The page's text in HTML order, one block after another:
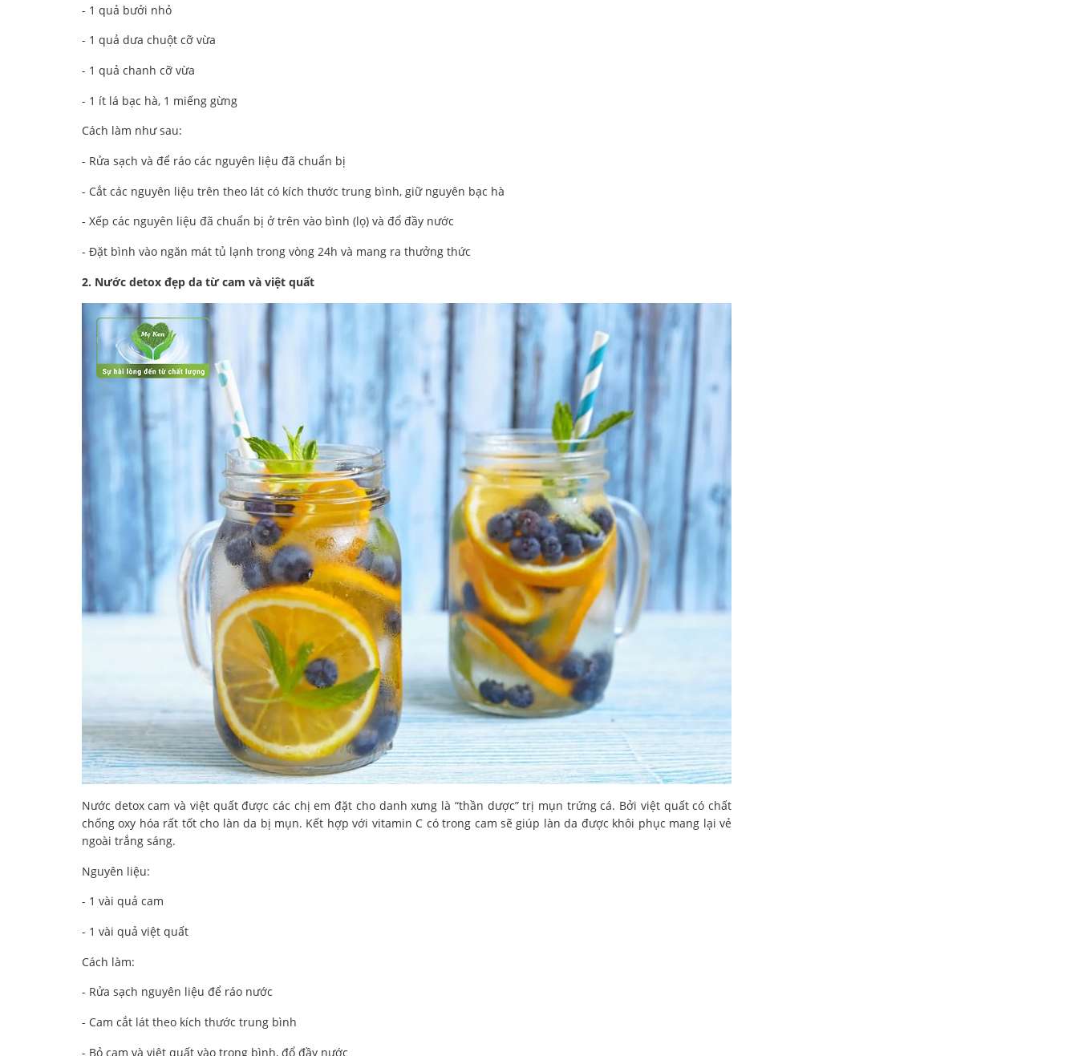
- 1 quả bưởi nhỏ
- 1 quả dưa chuột cỡ vừa
- 1 quả chanh cỡ vừa
- 1 ít lá bạc hà, 1 miếng gừng
Cách làm như sau:
- Rửa sạch và để ráo các nguyên liệu đã chuẩn bị
- Cắt các nguyên liệu trên theo lát có kích thước trung bình, giữ nguyên bạc hà
- Xếp các nguyên liệu đã chuẩn bị ở trên vào bình (lọ) và đổ đầy nước
- Đặt bình vào ngăn mát tủ lạnh trong vòng 24h và mang ra thưởng thức
2. Nước detox đẹp da từ cam và việt quất
Nước detox cam và việt quất được các chị em đặt cho danh xưng là “thần dược” trị mụn trứng cá. Bởi việt quất có chất
chống oxy hóa rất tốt cho làn da bị mụn. Kết hợp với vitamin C có trong cam sẽ giúp làn da được khôi phục mang lại vẻ
ngoài trắng sáng.
Nguyên liệu:
- 1 vài quả cam
- 1 vài quả việt quất
Cách làm:
- Rửa sạch nguyên liệu để ráo nước
- Cam cắt lát theo kích thước trung bình
- Bỏ cam và việt quất vào trong bình, đổ đầy nước